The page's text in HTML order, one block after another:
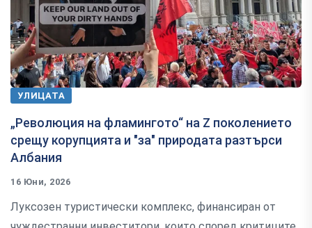
УЛИЦАТА
„Революция на фламингото“ на Z поколението
срещу корупцията и "за" природата разтърси
Албания
16 Юни, 2026
Луксозен туристически комплекс, финансиран от